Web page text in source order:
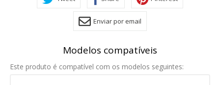
Enviar por email
Modelos compatíveis
Este produto é compatível com os modelos seguintes:
HABILITAR TODO RECHAZAR TODO
Cookies necesarias
Estas cookies son necesarias para que el sitio web